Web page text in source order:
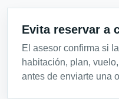
Evita reservar a
El asesor confirma si
habitación, plan,
antes de enviarte una